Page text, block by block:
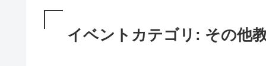
イベントカテゴリ: その他